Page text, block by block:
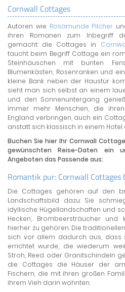
ENGLAND
BRITISH
Cornwall Cottages
Autoren wie Rosamunde Pilcher
ihren Romanen zum Inbegriff
gemacht: die Cottages in
taucht beim Begriff Cottage ein
Steinhäuschen mit bunten
Blumenkästen, Rosenranken und
kleine Bank neben der Haustür
sieht man sich selbst an einem
und den Sonnenuntergang
immer mehr Menschen, die
England verbringen, auch ein
anstatt sich klassisch in einem Hotel
Buchen Sie hier Ihr Cornwall
gewünschten Reise-Daten ein
Angeboten das Passende aus:
Romantik pur: Cornwall Cottages
Die Cottages gehören auf den
Landschaftsbild dazu: Sie
idyllische Hügellandschaften und
Hecken, Brombeersträucher
hierher zu gehören. Die traditionellen
sich vor allem dadurch aus, dass
errichtet wurde, die wiederum
Stroh, Reed oder Granitschindeln
die Cottages die Häuser der
Fischern, die mit ihren großen
ihrem Vieh darin wohnten.